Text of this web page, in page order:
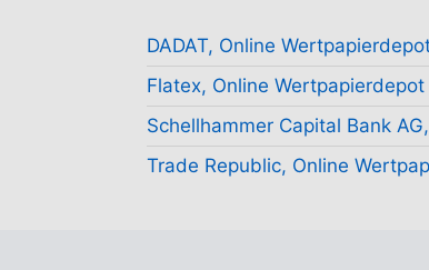
DADAT, Online
Flatex, Online
Schellhammer Capital Bank
Trade Republic, Online